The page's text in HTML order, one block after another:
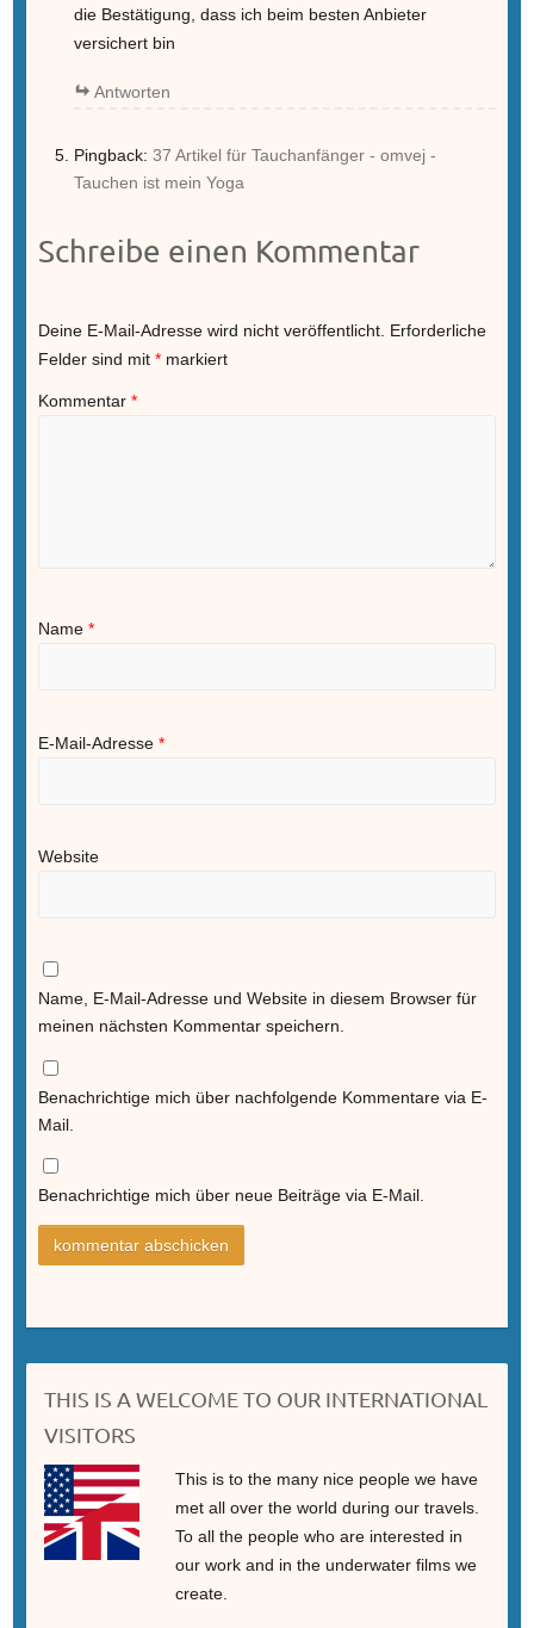
die Bestätigung, dass ich beim besten Anbieter
versichert bin
Antworten
Pingback: 37 Artikel für Tauchanfänger - omvej -
Tauchen ist mein Yoga
Schreibe einen Kommentar
Deine E-Mail-Adresse wird nicht veröffentlicht. Erforderliche
Felder sind mit *markiert
Kommentar *
Name *
E-Mail-Adresse *
Website
Name, E-Mail-Adresse und Website in diesem Browser für
meinen nächsten Kommentar speichern.
Benachrichtige mich über nachfolgende Kommentare via E-
Mail.
Benachrichtige mich über neue Beiträge via E-Mail.
THIS IS A WELCOME TO OUR INTERNATIONAL
VISITORS
This is to the many nice people we have
met all over the world during our travels.
To all the people who are interested in
our work and in the underwater films we
create.